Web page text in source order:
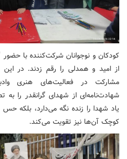
کودکان و نوجوانان شرکت‌کننده با
از امید و همدلی را رقم زدند. در
مشارکت در فعالیت‌های هنری
شهادت‌نامه‌ای از شهدای گرانقدر را به
یاد شهدا را زنده نگه می‌دارد، بلکه
کوچک آن‌ها نیز تقویت می‌کند.